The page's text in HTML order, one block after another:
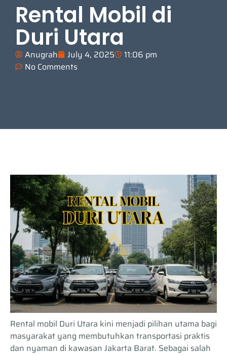
Rental Mobil di
Duri Utara
Anugrah July 4, 2025
11:06 pm
No Comments
Rental mobil Duri Utara kini menjadi pilihan utama bagi
masyarakat yang membutuhkan transportasi praktis
dan nyaman di kawasan Jakarta Barat. Sebagai salah